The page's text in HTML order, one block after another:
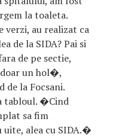
la toaleta.
verzi, au realizat ca
de la SIDA? Pai si
de pe sectie,
un hol�,
de la Focsani.
tabloul. �Cind
sa fim
uite, alea cu SIDA.�